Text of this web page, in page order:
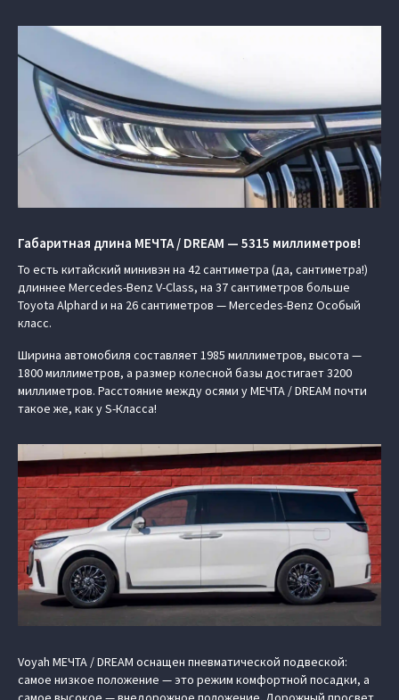
Габаритная длина МЕЧТА / DREAM — 5315 миллиметров!
То есть китайский минивэн на 42 сантиметра (да, сантиметра!)
длиннее Mercedes-Benz V-Class, на 37 сантиметров больше
Toyota Alphard и на 26 сантиметров — Mercedes-Benz Особый
класс.
Ширина автомобиля составляет 1985 миллиметров, высота —
1800 миллиметров, а размер колесной базы достигает 3200
миллиметров. Расстояние между осями у МЕЧТА / DREAM почти
такое же, как у S-Класса!
Voyah МЕЧТА / DREAM оснащен пневматической подвеской:
самое низкое положение — это режим комфортной посадки, а